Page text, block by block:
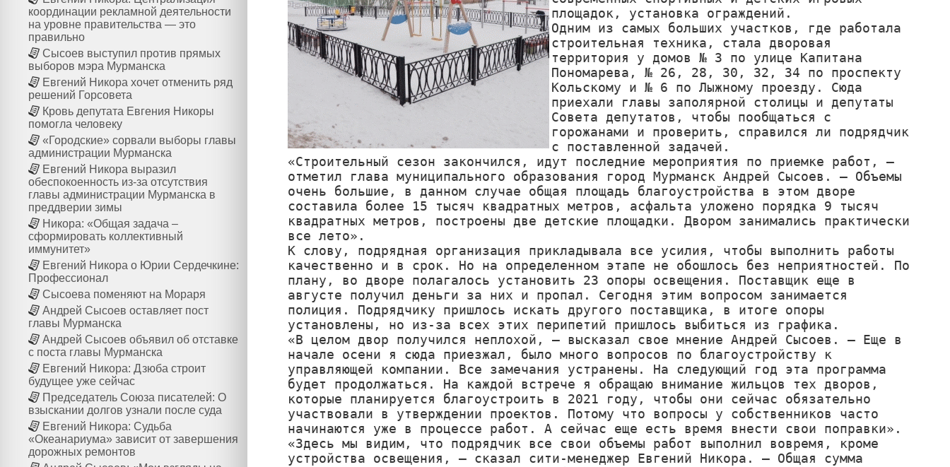
координации рекламной деятельности
на уровне правительства — это
правильно
Сысоев выступил против прямых
выборов мэра Мурманска
Евгений Никора хочет отменить ряд
решений Горсовета
Кровь депутата Евгения Никоры
помогла человеку
«Городские» сорвали выборы главы
администрации Мурманска
Евгений Никора выразил
обеспокоенность из-за отсутствия
главы администрации Мурманска в
преддверии зимы
Никора: «Общая задача –
сформировать коллективный
иммунитет»
Евгений Никора о Юрии Сердечкине:
Профессионал
Сысоева поменяют на Мораря
Андрей Сысоев оставляет пост
главы Мурманска
Андрей Сысоев объявил об отставке
с поста главы Мурманска
Евгений Никора: Дзюба строит
будущее уже сейчас
Председатель Союза писателей: О
взыскании долгов узнали после суда
Евгений Никора: Судьба
«Океанариума» зависит от завершения
дорожных ремонтов
площадок, установка ограждений.
Одним из самых больших участков, где работала
строительная техника, стала дворовая
территория у домов № 3 по улице Капитана
Пономарева, № 26, 28, 30, 32, 34 по проспекту
Кольскому и № 6 по Лыжному проезду. Сюда
приехали главы заполярной столицы и депутаты
Совета депутатов, чтобы пообщаться с
горожанами и проверить, справился ли подрядчик
с поставленной задачей.
«Строительный сезон закончился, идут последние мероприятия по приемке работ, –
отметил глава муниципального образования город Мурманск Андрей Сысоев. – Объемы
очень большие, в данном случае общая площадь благоустройства в этом дворе
составила более 15 тысяч квадратных метров, асфальта уложено порядка 9 тысяч
квадратных метров, построены две детские площадки. Двором занимались практически
все лето».
К слову, подрядная организация прикладывала все усилия, чтобы выполнить работы
качественно и в срок. Но на определенном этапе не обошлось без неприятностей. По
плану, во дворе полагалось установить 23 опоры освещения. Поставщик еще в
августе получил деньги за них и пропал. Сегодня этим вопросом занимается
полиция. Подрядчику пришлось искать другого поставщика, в итоге опоры
установлены, но из-за всех этих перипетий пришлось выбиться из графика.
«В целом двор получился неплохой, – высказал свое мнение Андрей Сысоев. – Еще в
начале осени я сюда приезжал, было много вопросов по благоустройству к
управляющей компании. Все замечания устранены. На следующий год эта программа
будет продолжаться. На каждой встрече я обращаю внимание жильцов тех дворов,
которые планируется благоустроить в 2021 году, чтобы они сейчас обязательно
участвовали в утверждении проектов. Потому что вопросы у собственников часто
начинаются уже в процессе работ. А сейчас еще есть время внести свои поправки».
«Здесь мы видим, что подрядчик все свои объемы работ выполнил вовремя, кроме
устройства освещения, – сказал сити-менеджер Евгений Никора. – Общая сумма